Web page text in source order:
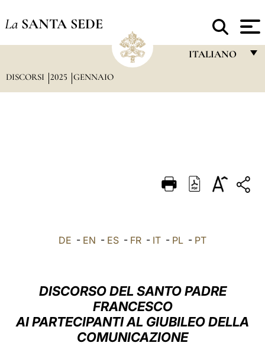
La SANTA SEDE
ITALIANO
DEUTSCH
العربيّة
LATINE
DISCORSI 2025 GENNAIO
DE - EN - ES - FR - IT - PL - PT
DISCORSO DEL SANTO PADRE
FRANCESCO
AI PARTECIPANTI AL GIUBILEO DELLA
COMUNICAZIONE